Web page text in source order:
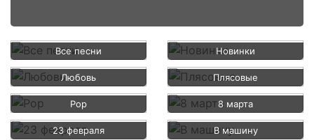
Все песни Новинки
Любовь Плясовые
Pop 8 марта
23 февраля В машину